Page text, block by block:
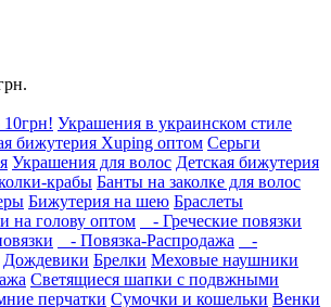
Украшения в украинском стиле
бижутерия Xuping оптом Серьги
Украшения для волос Детская бижутерия
крабы Банты на заколке для волос
Бижутерия на шею Браслеты
на голову оптом
- Греческие повязки
- Повязка-Распродажа
-
Дождевики Брелки Меховые наушники
Светящиеся шапки с подвжными
перчатки Сумочки и кошельки Венки